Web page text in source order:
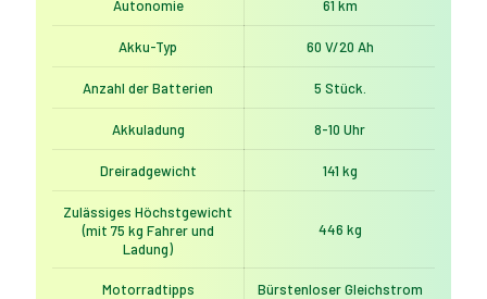
Autonomie 61 km
Akku-Typ 60 V/20 Ah
Anzahl der Batterien 5 Stück.
Akkuladung 8-10 Uhr
Dreiradgewicht 141 kg
Zulässiges Höchstgewicht
(mit 75 kg Fahrer und
Ladung)
446 kg
Motorradtipps Bürstenloser Gleichstrom